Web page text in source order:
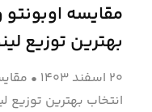
مقایسه اوبونتو
بهترین توزیع
۲۰ اسفند ۱۴۰۳ •
انتخاب بهترین